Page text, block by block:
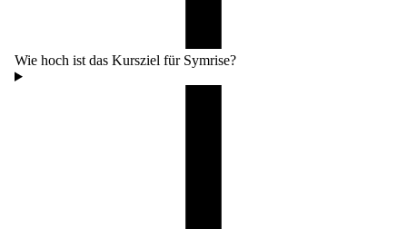
Wie hoch ist das Kursziel für Symrise?